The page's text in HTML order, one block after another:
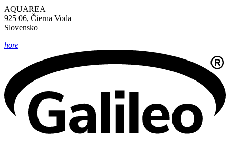
AQUAREA
925 06, Čierna Voda
Slovensko
hore